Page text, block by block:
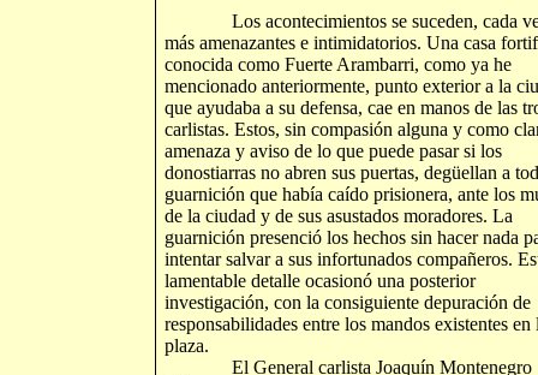
Los acontecimientos se suceden, cada
más amenazantes e intimidatorios. Una casa
conocida como Fuerte Arambarri, como ya he
mencionado anteriormente, punto exterior a la
que ayudaba a su defensa, cae en manos de las
carlistas. Estos, sin compasión alguna y como
amenaza y aviso de lo que puede pasar si los
donostiarras no abren sus puertas, degüellan a
guarnición que había caído prisionera, ante los
de la ciudad y de sus asustados moradores. La
guarnición presenció los hechos sin hacer nada
intentar salvar a sus infortunados compañeros.
lamentable detalle ocasionó una posterior
investigación, con la consiguiente depuración de
responsabilidades entre los mandos existentes en
plaza.
El General carlista Joaquín Montenegro